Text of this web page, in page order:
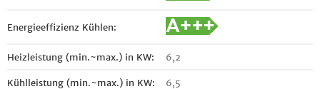
Energieeffizienz Kühlen:
Heizleistung (min.~max.) in KW: 6,2
Kühlleistung (min.~max.) in KW: 6,5